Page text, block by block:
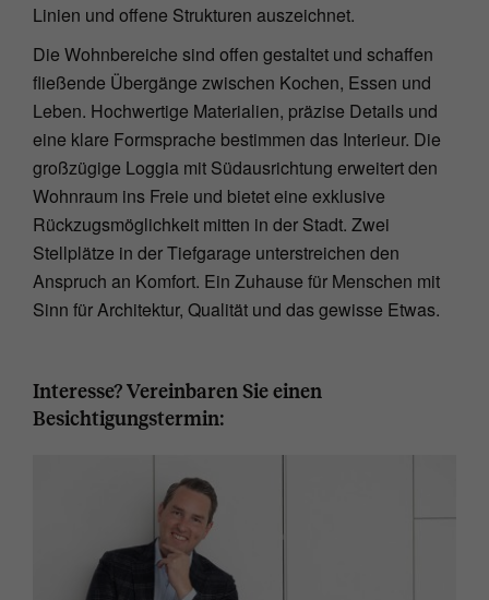
Linien und offene Strukturen auszeichnet.
Die Wohnbereiche sind offen gestaltet und schaffen
fließende Übergänge zwischen Kochen, Essen und
Leben. Hochwertige Materialien, präzise Details und
eine klare Formsprache bestimmen das Interieur. Die
großzügige Loggia mit Südausrichtung erweitert den
Wohnraum ins Freie und bietet eine exklusive
Rückzugsmöglichkeit mitten in der Stadt. Zwei
Stellplätze in der Tiefgarage unterstreichen den
Anspruch an Komfort. Ein Zuhause für Menschen mit
Sinn für Architektur, Qualität und das gewisse Etwas.
Interesse? Vereinbaren Sie einen
Besichtigungstermin: